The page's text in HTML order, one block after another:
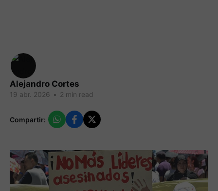
Alejandro Cortes
19 abr. 2026 • 2 min read
Compartir: